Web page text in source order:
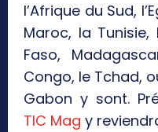
l’Afrique du Sud,
Maroc, la
Faso,
Congo, le Tchad,
Gabon y sont.
TIC Mag y